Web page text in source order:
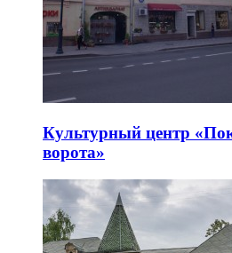
Культурный центр
ворота»